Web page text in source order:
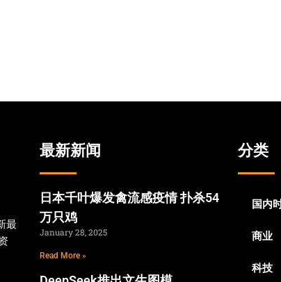
最
最新新闻
日本千叶爆发禽流感疫情 扑杀54
万只鸡
January 28, 2025
Read More »
分类
国内
商业
科技